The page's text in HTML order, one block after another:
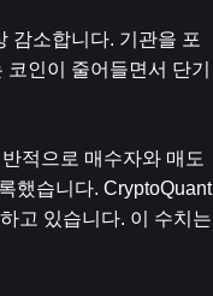
감소합니다. 기관을 포
인이 줄어들면서 단기
적으로 매수자와 매도
했습니다. CryptoQuant
고 있습니다. 이 수치는